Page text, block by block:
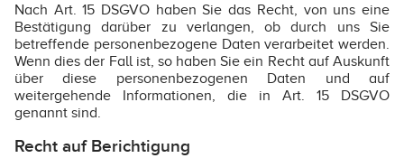
Nach Art. 15 DSGVO haben Sie das Recht, von uns eine
Bestätigung darüber zu verlangen, ob durch uns Sie
betreffende personenbezogene Daten verarbeitet werden.
Wenn dies der Fall ist, so haben Sie ein Recht auf Auskunft
über diese personenbezogenen Daten und auf
weitergehende Informationen, die in Art. 15 DSGVO
genannt sind.
Recht auf Berichtigung